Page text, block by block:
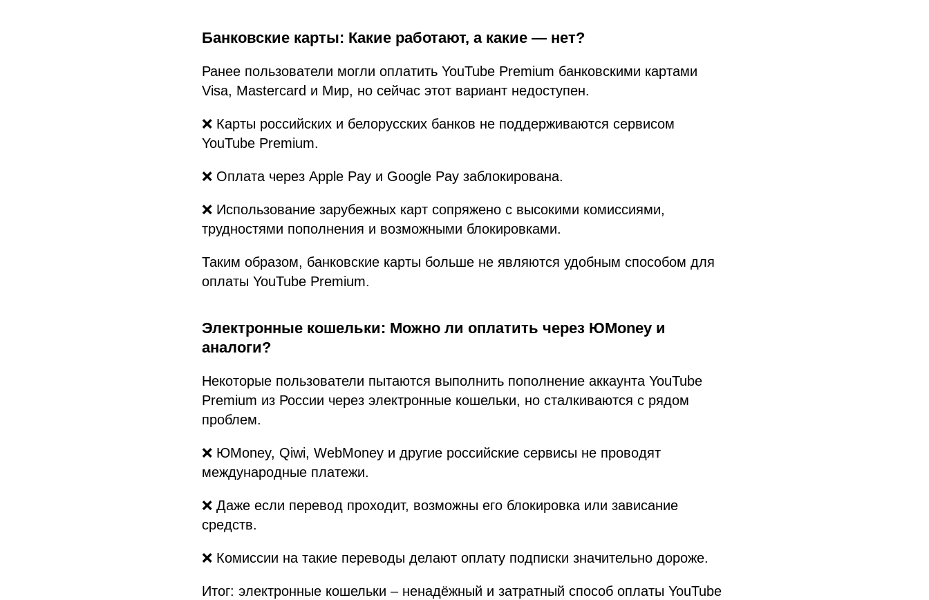
Банковские карты: Какие работают, а какие — нет?
Ранее пользователи могли оплатить YouTube Premium банковскими картами
Visa, Mastercard и Мир, но сейчас этот вариант недоступен.
❌ Карты российских и белорусских банков не поддерживаются сервисом
YouTube Premium.
❌ Оплата через Apple Pay и Google Pay заблокирована.
❌ Использование зарубежных карт сопряжено с высокими комиссиями,
трудностями пополнения и возможными блокировками.
Таким образом, банковские карты больше не являются удобным способом для
оплаты YouTube Premium.
Электронные кошельки: Можно ли оплатить через ЮMoney и
аналоги?
Некоторые пользователи пытаются выполнить пополнение аккаунта YouTube
Premium из России через электронные кошельки, но сталкиваются с рядом
проблем.
❌ ЮMoney, Qiwi, WebMoney и другие российские сервисы не проводят
международные платежи.
❌ Даже если перевод проходит, возможны его блокировка или зависание
средств.
❌ Комиссии на такие переводы делают оплату подписки значительно дороже.
Итог: электронные кошельки – ненадёжный и затратный способ оплаты YouTube